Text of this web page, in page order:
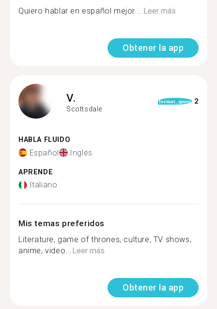
Quiero hablar en español mejor....Leer más
Obtener la app
V.
Scottsdale
format_quote 2
HABLA FLUIDO
Español Inglés
APRENDE
Italiano
Mis temas preferidos
Literature, game of thrones, culture, TV shows,
anime, video...Leer más
Obtener la app